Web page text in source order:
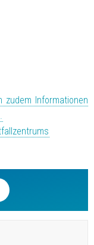
zudem Informationen